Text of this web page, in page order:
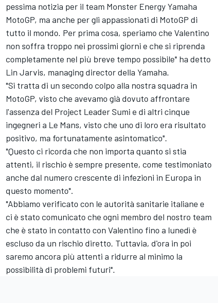
pessima notizia per il team Monster Energy Yamaha
MotoGP, ma anche per gli appassionati di MotoGP di
tutto il mondo. Per prima cosa, speriamo che Valentino
non soffra troppo nei prossimi giorni e che si riprenda
completamente nel più breve tempo possibile" ha detto
Lin Jarvis, managing director della Yamaha.
"Si tratta di un secondo colpo alla nostra squadra in
MotoGP, visto che avevamo già dovuto affrontare
l'assenza del Project Leader Sumi e di altri cinque
ingegneri a Le Mans, visto che uno di loro era risultato
positivo, ma fortunatamente asintomatico".
"Questo ci ricorda che non importa quanto si stia
attenti, il rischio è sempre presente, come testimoniato
anche dal numero crescente di infezioni in Europa in
questo momento".
"Abbiamo verificato con le autorità sanitarie italiane e
ci è stato comunicato che ogni membro del nostro team
che è stato in contatto con Valentino fino a lunedì è
escluso da un rischio diretto. Tuttavia, d'ora in poi
saremo ancora più attenti a ridurre al minimo la
possibilità di problemi futuri".